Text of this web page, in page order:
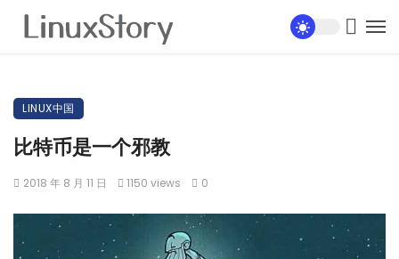
LINUX中国
比特币是一个邪教
2018 年 8 月 11 日 1150 views 0